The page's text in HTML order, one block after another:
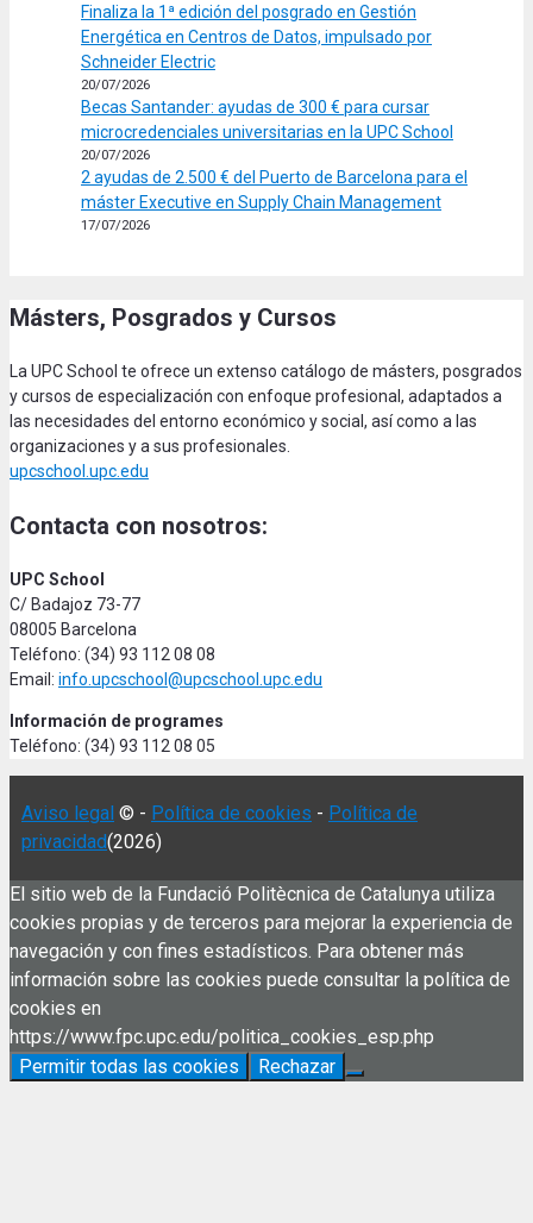
Finaliza la 1ª edición del posgrado en Gestión
Energética en Centros de Datos, impulsado por
Schneider Electric
20/07/2026
Becas Santander: ayudas de 300 € para cursar
microcredenciales universitarias en la UPC School
20/07/2026
2 ayudas de 2.500 € del Puerto de Barcelona para el
máster Executive en Supply Chain Management
17/07/2026
Másters, Posgrados y Cursos
La UPC School te ofrece un extenso catálogo de másters, posgrados
y cursos de especialización con enfoque profesional, adaptados a
las necesidades del entorno económico y social, así como a las
organizaciones y a sus profesionales.
upcschool.upc.edu
Contacta con nosotros:
UPC School
C/ Badajoz 73-77
08005 Barcelona
Teléfono: (34) 93 112 08 08
Email: info.upcschool@upcschool.upc.edu
Información de programes
Teléfono: (34) 93 112 08 05
Aviso legal © - Política de cookies - Política de
privacidad(2026)
El sitio web de la Fundació Politècnica de Catalunya utiliza
cookies propias y de terceros para mejorar la experiencia de
navegación y con fines estadísticos. Para obtener más
información sobre las cookies puede consultar la política de
cookies en
https://www.fpc.upc.edu/politica_cookies_esp.php
Permitir todas las cookies
Rechazar